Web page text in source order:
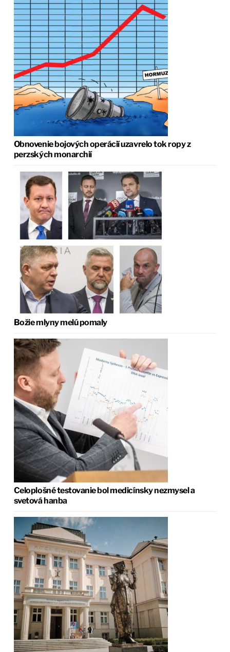
Obnovenie bojových operácií uzavrelo tok ropy z
perzských monarchií
Božie mlyny melú pomaly
Celoplošné testovanie bol medicínsky nezmysel a
svetová hanba